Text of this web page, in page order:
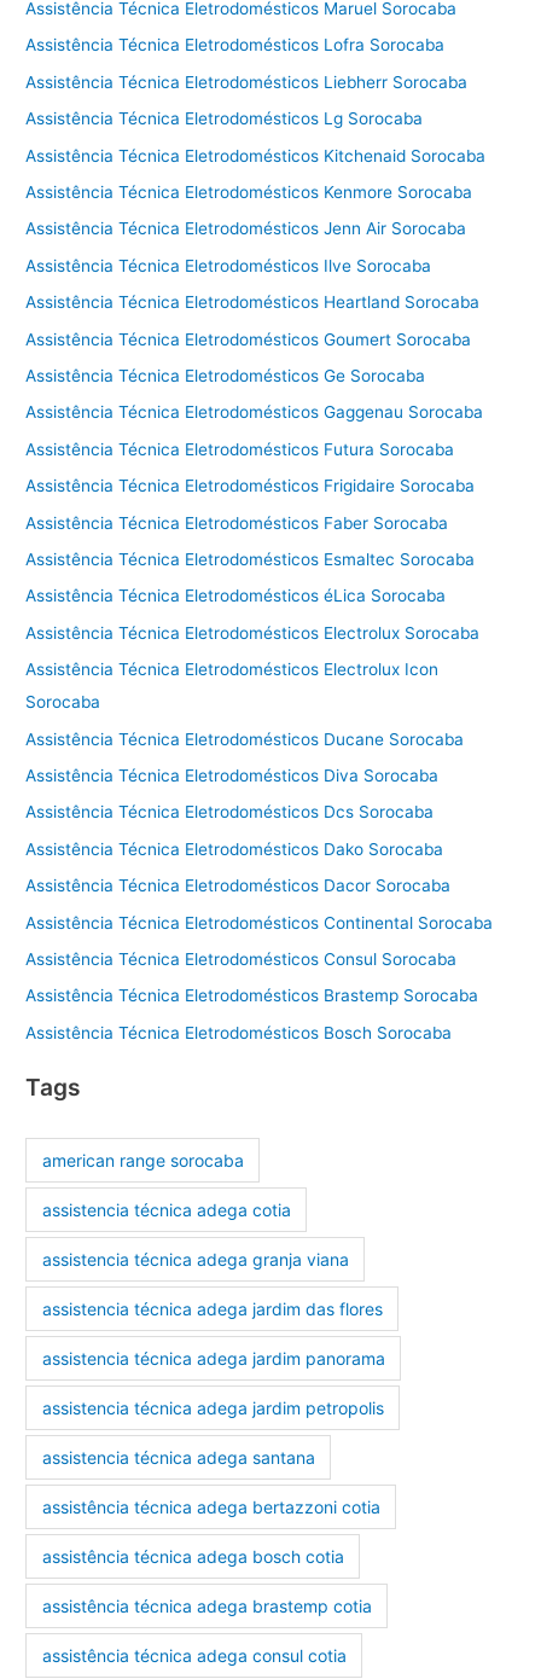
Assistência Técnica Eletrodomésticos Maruel Sorocaba
Assistência Técnica Eletrodomésticos Lofra Sorocaba
Assistência Técnica Eletrodomésticos Liebherr Sorocaba
Assistência Técnica Eletrodomésticos Lg Sorocaba
Assistência Técnica Eletrodomésticos Kitchenaid Sorocaba
Assistência Técnica Eletrodomésticos Kenmore Sorocaba
Assistência Técnica Eletrodomésticos Jenn Air Sorocaba
Assistência Técnica Eletrodomésticos Ilve Sorocaba
Assistência Técnica Eletrodomésticos Heartland Sorocaba
Assistência Técnica Eletrodomésticos Goumert Sorocaba
Assistência Técnica Eletrodomésticos Ge Sorocaba
Assistência Técnica Eletrodomésticos Gaggenau Sorocaba
Assistência Técnica Eletrodomésticos Futura Sorocaba
Assistência Técnica Eletrodomésticos Frigidaire Sorocaba
Assistência Técnica Eletrodomésticos Faber Sorocaba
Assistência Técnica Eletrodomésticos Esmaltec Sorocaba
Assistência Técnica Eletrodomésticos éLica Sorocaba
Assistência Técnica Eletrodomésticos Electrolux Sorocaba
Assistência Técnica Eletrodomésticos Electrolux Icon
Sorocaba
Assistência Técnica Eletrodomésticos Ducane Sorocaba
Assistência Técnica Eletrodomésticos Diva Sorocaba
Assistência Técnica Eletrodomésticos Dcs Sorocaba
Assistência Técnica Eletrodomésticos Dako Sorocaba
Assistência Técnica Eletrodomésticos Dacor Sorocaba
Assistência Técnica Eletrodomésticos Continental Sorocaba
Assistência Técnica Eletrodomésticos Consul Sorocaba
Assistência Técnica Eletrodomésticos Brastemp Sorocaba
Assistência Técnica Eletrodomésticos Bosch Sorocaba
Tags
american range sorocaba
assistencia técnica adega cotia
assistencia técnica adega granja viana
assistencia técnica adega jardim das flores
assistencia técnica adega jardim panorama
assistencia técnica adega jardim petropolis
assistencia técnica adega santana
assistência técnica adega bertazzoni cotia
assistência técnica adega bosch cotia
assistência técnica adega brastemp cotia
assistência técnica adega consul cotia